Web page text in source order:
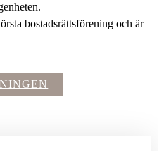
bostadsrättsförening och är